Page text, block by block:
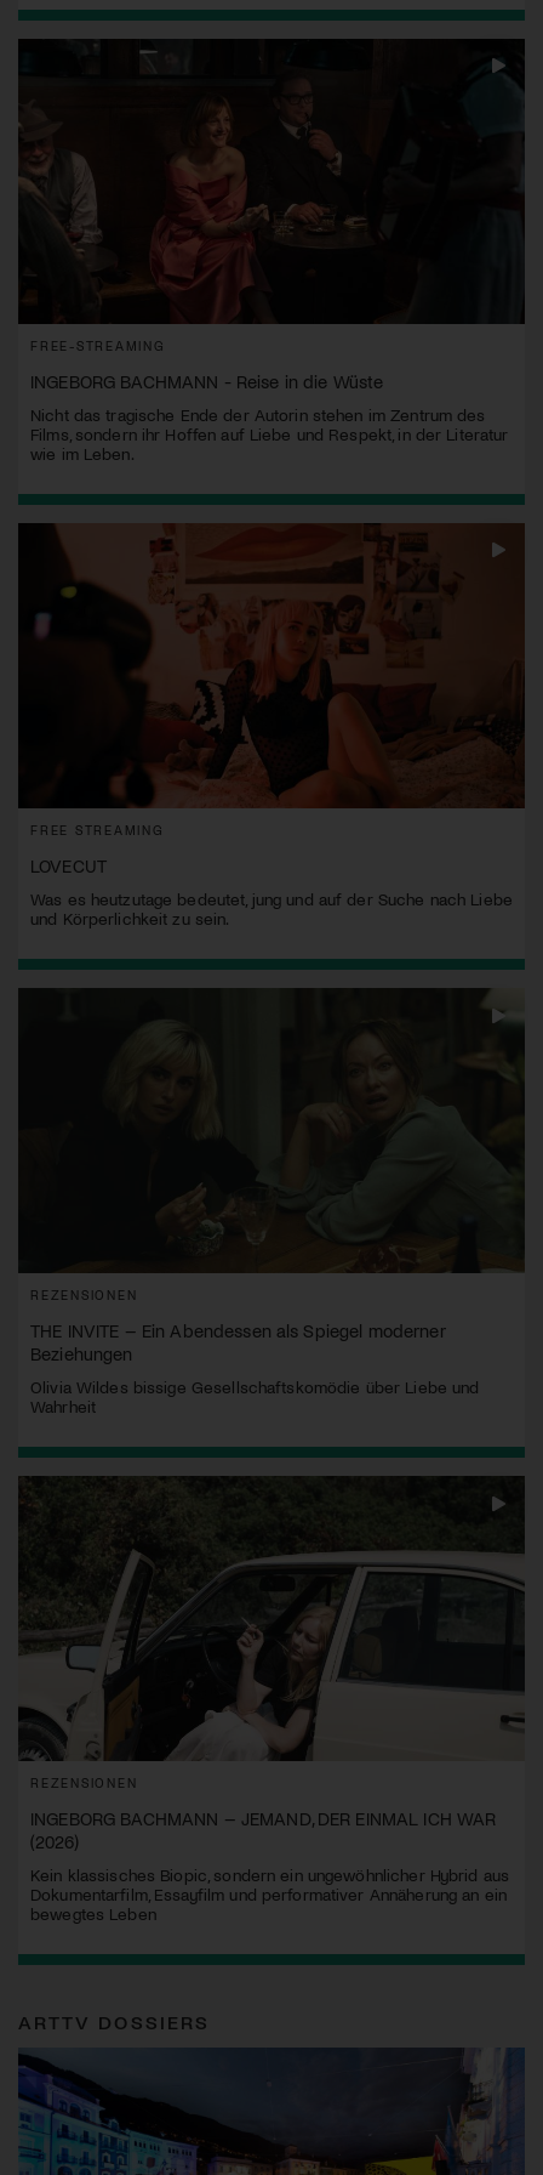
FREE-STREAMING
INGEBORG BACHMANN - Reise in die Wüste
Nicht das tragische Ende der Autorin stehen im Zentrum des
Films, sondern ihr Hoffen auf Liebe und Respekt, in der Literatur
wie im Leben.
FREE STREAMING
LOVECUT
Was es heutzutage bedeutet, jung und auf der Suche nach Liebe
und Körperlichkeit zu sein.
REZENSIONEN
THE INVITE – Ein Abendessen als Spiegel moderner
Beziehungen
Olivia Wildes bissige Gesellschaftskomödie über Liebe und
Wahrheit
REZENSIONEN
INGEBORG BACHMANN – JEMAND, DER EINMAL ICH WAR
(2026)
Kein klassisches Biopic, sondern ein ungewöhnlicher Hybrid aus
Dokumentarfilm, Essayfilm und performativer Annäherung an ein
bewegtes Leben
ARTTV DOSSIERS